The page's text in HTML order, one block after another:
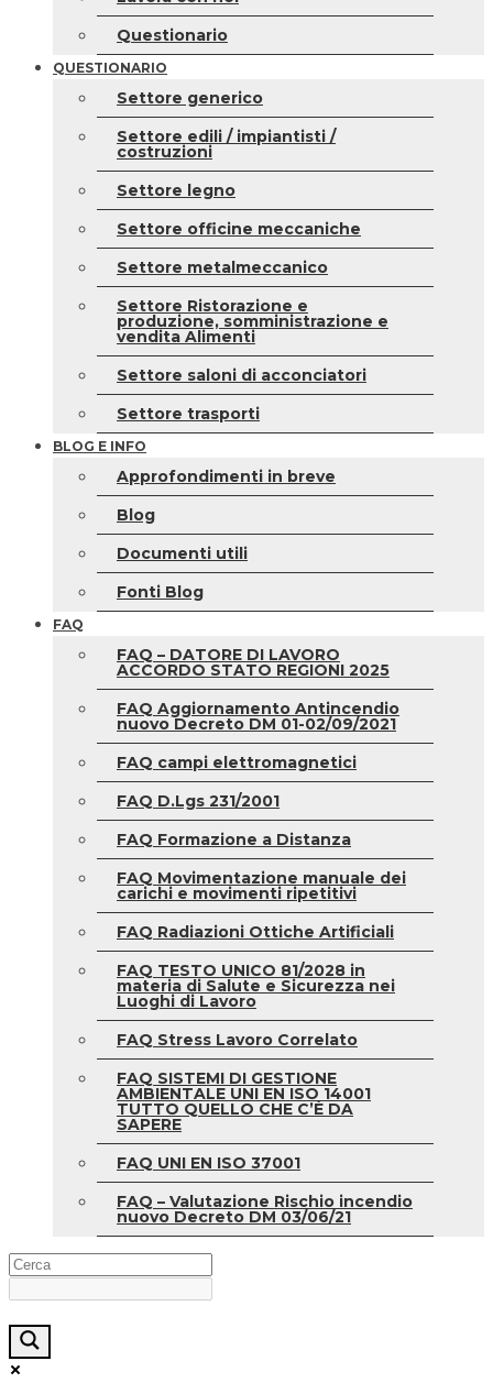
Questionario
QUESTIONARIO
Settore generico
Settore edili / impiantisti /
costruzioni
Settore legno
Settore officine meccaniche
Settore metalmeccanico
Settore Ristorazione e
produzione, somministrazione e
vendita Alimenti
Settore saloni di acconciatori
Settore trasporti
BLOG E INFO
Approfondimenti in breve
Blog
Documenti utili
Fonti Blog
FAQ
FAQ – DATORE DI LAVORO
ACCORDO STATO REGIONI 2025
FAQ Aggiornamento Antincendio
nuovo Decreto DM 01-02/09/2021
FAQ campi elettromagnetici
FAQ D.Lgs 231/2001
FAQ Formazione a Distanza
FAQ Movimentazione manuale dei
carichi e movimenti ripetitivi
FAQ Radiazioni Ottiche Artificiali
FAQ TESTO UNICO 81/2028 in
materia di Salute e Sicurezza nei
Luoghi di Lavoro
FAQ Stress Lavoro Correlato
FAQ SISTEMI DI GESTIONE
AMBIENTALE UNI EN ISO 14001
TUTTO QUELLO CHE C’È DA
SAPERE
FAQ UNI EN ISO 37001
FAQ – Valutazione Rischio incendio
nuovo Decreto DM 03/06/21